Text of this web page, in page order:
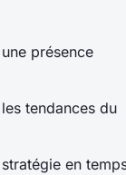
présence
tendances du
en